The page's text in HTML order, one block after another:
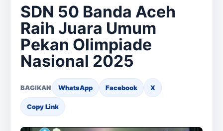
SDN 50 Banda Aceh
Raih Juara Umum
Pekan Olimpiade
Nasional 2025
BAGIKAN WhatsApp Facebook X
Copy Link